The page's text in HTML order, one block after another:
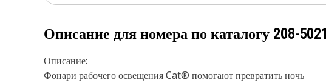
Описание для номера по каталогу 208-5021
Описание:
Фонари рабочего освещения Cat® помогают превратить ночь